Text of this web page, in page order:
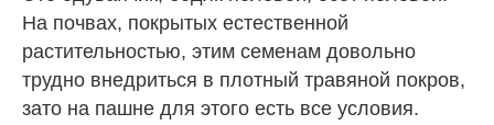
На почвах, покрытых естественной
растительностью, этим семенам довольно
трудно внедриться в плотный травяной покров,
зато на пашне для этого есть все условия.